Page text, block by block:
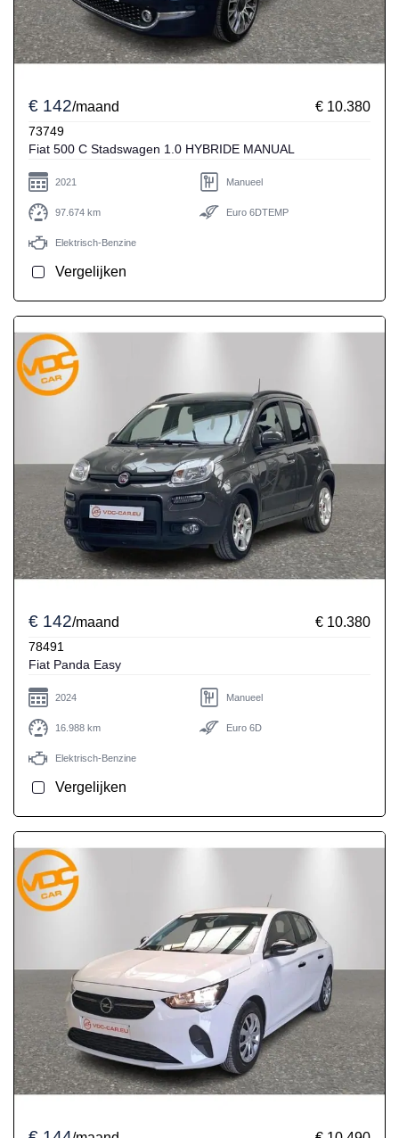
€ 142/maand € 10.380
73749
Fiat 500 C Stadswagen 1.0 HYBRIDE MANUAL
2021 Manueel
97.674 km Euro 6DTEMP
Elektrisch-Benzine
Vergelijken
€ 142/maand € 10.380
78491
Fiat Panda Easy
2024 Manueel
16.988 km Euro 6D
Elektrisch-Benzine
Vergelijken